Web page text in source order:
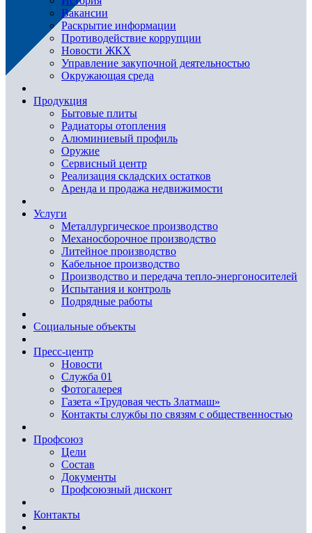
Вакансии
Раскрытие информации
Противодействие коррупции
Новости ЖКХ
Управление закупочной деятельностью
Окружающая среда
Продукция
Бытовые плиты
Радиаторы отопления
Алюминиевый профиль
Оружие
Сервисный центр
Реализация складских остатков
Аренда и продажа недвижимости
Услуги
Металлургическое производство
Механосборочное производство
Литейное производство
Кабельное производство
Производство и передача тепло-энергоносителей
Испытания и контроль
Подрядные работы
Социальные объекты
Пресс-центр
Новости
Служба 01
Фотогалерея
Газета «Трудовая честь Златмаш»
Контакты службы по связям с общественностью
Профсоюз
Цели
Состав
Документы
Профсоюзный дисконт
Контакты